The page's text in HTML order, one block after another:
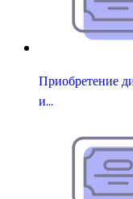
Приобретение
и…